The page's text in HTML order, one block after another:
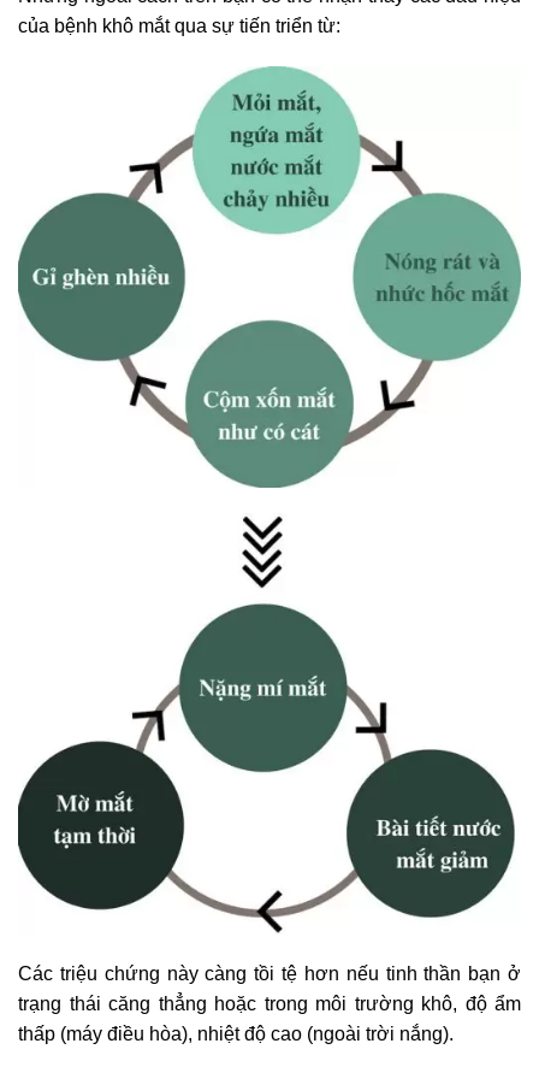
của bệnh khô mắt qua sự tiến triển từ:
Các triệu chứng này càng tồi tệ hơn nếu tinh thần bạn ở
trạng thái căng thẳng hoặc trong môi trường khô, độ ẩm
thấp (máy điều hòa), nhiệt độ cao (ngoài trời nắng).